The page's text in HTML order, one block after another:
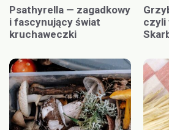
Psathyrella — zagadkowy
i fascynujący świat
kruchaweczki
czyli